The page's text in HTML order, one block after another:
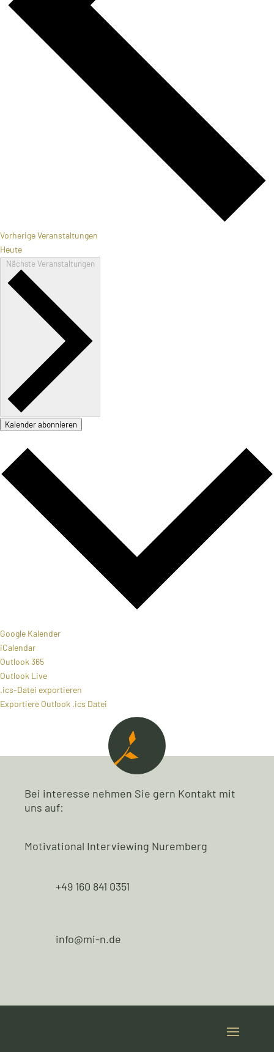
VorherigeVeranstaltungen
Heute
Nächste Veranstaltungen
Kalender abonnieren
Google Kalender
iCalendar
Outlook 365
Outlook Live
.ics-Datei exportieren
Exportiere Outlook .ics Datei
Bei interesse nehmen Sie gern Kontakt mit
uns auf:
Motivational Interviewing Nuremberg
+49 160 841 0351
info@mi-n.de